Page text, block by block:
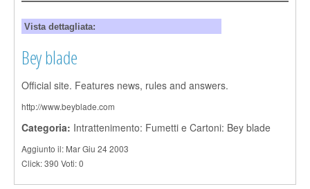
Vista dettagliata:
Bey blade
Official site. Features news, rules and answers.
http://www.beyblade.com
Categoria: Intrattenimento: Fumetti e Cartoni: Bey blade
Aggiunto il: Mar Giu 24 2003
Click: 390 Voti: 0